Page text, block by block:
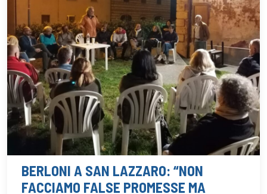
BERLONI A SAN LAZZARO: “NON
FACCIAMO FALSE PROMESSE MA